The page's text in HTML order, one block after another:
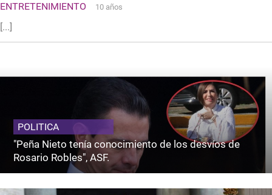
ENTRETENIMIENTO 10 años
[...]
POLITICA
"Peña Nieto tenía conocimiento de los desvíos de
Rosario Robles", ASF.